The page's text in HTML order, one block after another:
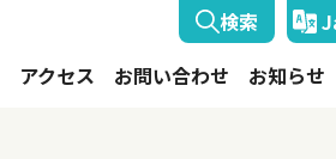
アクセス お問い合わせ お知らせ